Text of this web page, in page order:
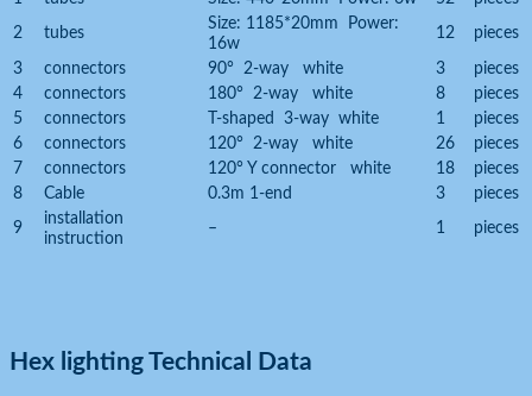
2 tubes
Size: 1185*20mm Power:
16w
12 pieces
3 connectors 90° 2-way white 3
pieces
4
connectors 180° 2-way white 8
pieces
5
connectors T-shaped 3-way white 1
pieces
6
connectors 120° 2-way white 26
pieces
7
connectors 120° Y connector white 18
pieces
8
Cable 0.3m 1-end 3 pieces
9
installation
instruction
– 1 pieces
Hex lightingTechnical Data